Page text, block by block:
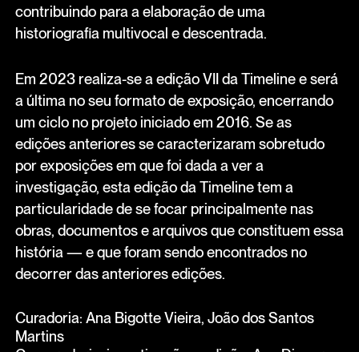
contribuindo para a elaboração de uma
historiografia multivocal e descentrada.
Em 2023 realiza-se a edição VII da Timeline e será
a última no seu formato de exposição, encerrando
um ciclo no projeto iniciado em 2016. Se as
edições anteriores se caracterizaram sobretudo
por exposições em que foi dada a ver a
investigação, esta edição da Timeline tem a
particularidade de se focar principalmente nas
obras, documentos e arquivos que constituem essa
história — e que foram sendo encontrados no
decorrer das anteriores edições.
Curadoria: Ana Bigotte Vieira, João dos Santos
Martins